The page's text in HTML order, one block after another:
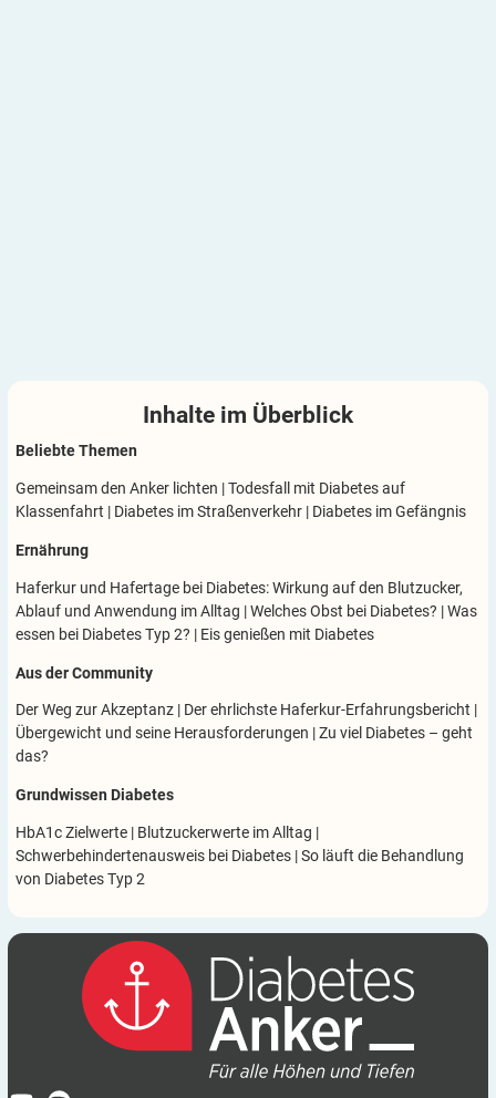
Inhalte im Überblick
Beliebte Themen
Gemeinsam den Anker lichten |Todesfall mit Diabetes auf
Klassenfahrt | Diabetes im Straßenverkehr | Diabetes im Gefängnis
Ernährung
Haferkur und Hafertage bei Diabetes: Wirkung auf den Blutzucker,
Ablauf und Anwendung im Alltag |Welches Obst bei Diabetes? |Was
essen bei Diabetes Typ 2? | Eis genießen mit Diabetes
Aus der Community
Der Weg zur Akzeptanz | Der ehrlichste Haferkur-Erfahrungsbericht |
Übergewicht und seine Herausforderungen |Zu viel Diabetes – geht
das?
Grundwissen Diabetes
HbA1c Zielwerte | Blutzuckerwerte im Alltag |
Schwerbehindertenausweis bei Diabetes |So läuft die Behandlung
von Diabetes Typ 2